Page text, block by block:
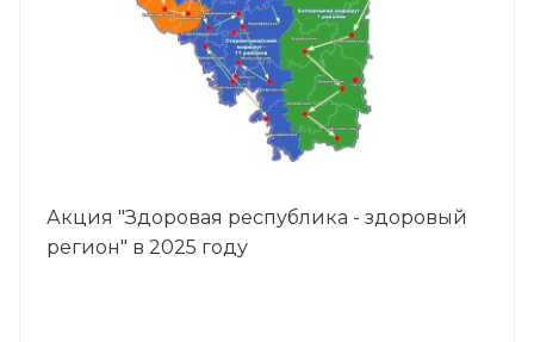
Акция "Здоровая республика - здоровый
регион" в 2025 году